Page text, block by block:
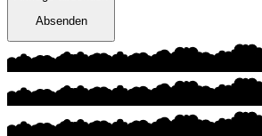
Absenden